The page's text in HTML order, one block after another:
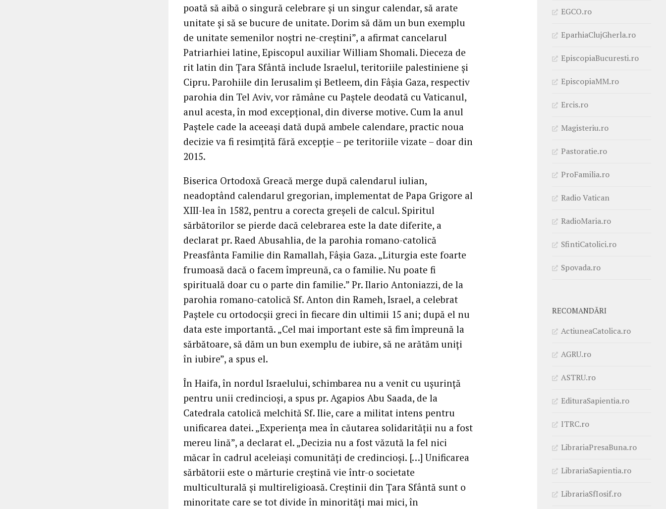
poată să aibă o singură celebrare şi un singur calendar, să arate
unitate şi să se bucure de unitate. Dorim să dăm un bun exemplu
de unitate semenilor noştri ne-creştini”, a afirmat cancelarul
Patriarhiei latine, Episcopul auxiliar William Shomali. Dieceza de
rit latin din Ţara Sfântă include Israelul, teritoriile palestiniene şi
Cipru. Parohiile din Ierusalim şi Betleem, din Fâşia Gaza, respectiv
parohia din Tel Aviv, vor rămâne cu Paştele deodată cu Vaticanul,
anul acesta, în mod excepţional, din diverse motive. Cum la anul
Paştele cade la aceeaşi dată după ambele calendare, practic noua
decizie va fi resimţită fără excepţie – pe teritoriile vizate – doar din
2015.
Biserica Ortodoxă Greacă merge după calendarul iulian,
neadoptând calendarul gregorian, implementat de Papa Grigore al
XIII-lea în 1582, pentru a corecta greşeli de calcul. Spiritul
sărbătorilor se pierde dacă celebrarea este la date diferite, a
declarat pr. Raed Abusahlia, de la parohia romano-catolică
Preasfânta Familie din Ramallah, Fâşia Gaza. „Liturgia este foarte
frumoasă dacă o facem împreună, ca o familie. Nu poate fi
spirituală doar cu o parte din familie.” Pr. Ilario Antoniazzi, de la
parohia romano-catolică Sf. Anton din Rameh, Israel, a celebrat
Paştele cu ortodocşii greci în fiecare din ultimii 15 ani; după el nu
data este importantă. „Cel mai important este să fim împreună la
sărbătoare, să dăm un bun exemplu de iubire, să ne arătăm uniţi
în iubire”, a spus el.
În Haifa, în nordul Israelului, schimbarea nu a venit cu uşurinţă
pentru unii credincioşi, a spus pr. Agapios Abu Saada, de la
Catedrala catolică melchită Sf. Ilie, care a militat intens pentru
unificarea datei. „Experienţa mea în căutarea solidarităţii nu a fost
mereu lină”, a declarat el. „Decizia nu a fost văzută la fel nici
măcar în cadrul aceleiaşi comunităţi de credincioşi. […] Unificarea
sărbătorii este o mărturie creştină vie într-o societate
multiculturală şi multireligioasă. Creştinii din Ţara Sfântă sunt o
minoritate care se tot divide în minorităţi mai mici, în
EGCO.ro
EparhiaClujGherla.ro
EpiscopiaBucuresti.ro
EpiscopiaMM.ro
Ercis.ro
Magisteriu.ro
Pastoratie.ro
ProFamilia.ro
Radio Vatican
RadioMaria.ro
SfintiCatolici.ro
Spovada.ro
RECOMANDĂRI
ActiuneaCatolica.ro
AGRU.ro
ASTRU.ro
EdituraSapientia.ro
ITRC.ro
LibrariaPresaBuna.ro
LibrariaSapientia.ro
LibrariaSfIosif.ro